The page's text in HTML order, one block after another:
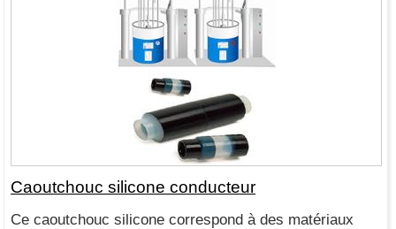
Caoutchouc silicone conducteur
Ce caoutchouc silicone correspond à des matériaux